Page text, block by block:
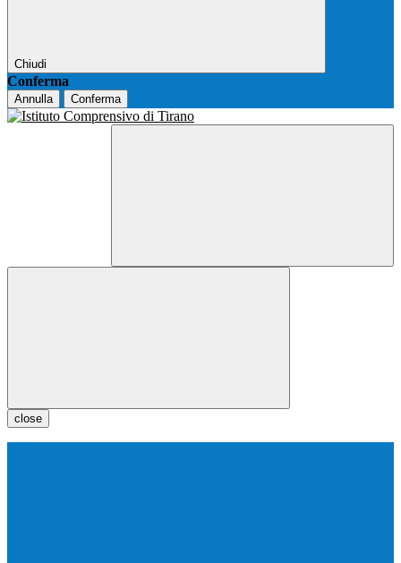
Chiudi
Conferma
Annulla Conferma
close